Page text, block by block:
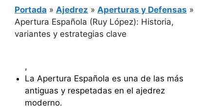
Portada » Ajedrez » Aperturas y Defensas »
Apertura Española (Ruy López): Historia,
variantes y estrategias clave
,
La Apertura Española es una de las más
antiguas y respetadas en el ajedrez
moderno.